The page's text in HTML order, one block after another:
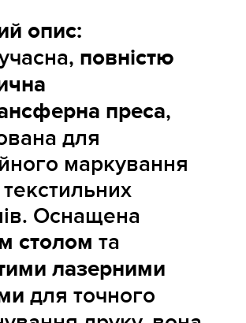
опис:
повністю
преса,
для
маркування
Оснащена
столом та
лазерними
для точного